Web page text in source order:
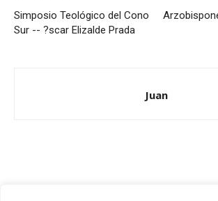
Simposio Teológico del Cono
Sur -- ?scar Elizalde Prada
Juan